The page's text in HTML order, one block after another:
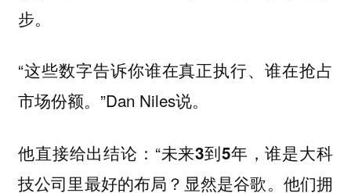
步。
“这些数字告诉你谁在真正执行、谁在抢占
市场份额。”Dan Niles说。
他直接给出结论：“未来3到5年，谁是大科
技公司里最好的布局？显然是谷歌。他们拥